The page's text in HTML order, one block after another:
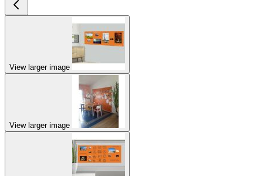
View larger image
View larger image